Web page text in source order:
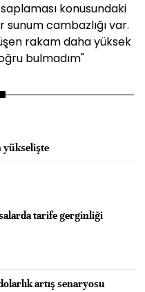
konusundaki
cambazlığı var.
rakam daha yüksek
bulmadım"
yükselişte
tarife gerginliği
artış senaryosu